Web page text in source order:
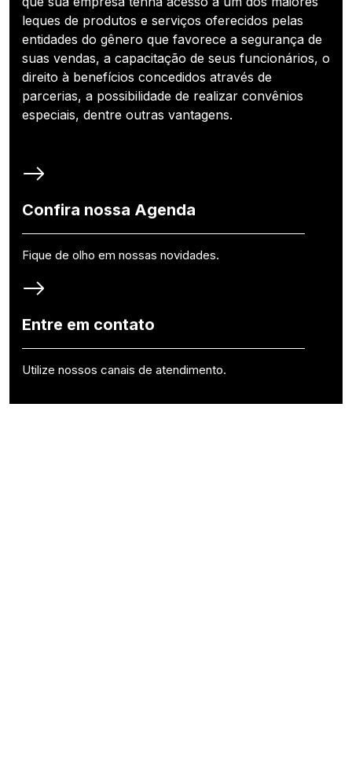
leques de produtos e serviços oferecidos pelas
entidades do gênero que favorece a segurança de
suas vendas, a capacitação de seus funcionários, o
direito à benefícios concedidos através de
parcerias, a possibilidade de realizar convênios
especiais, dentre outras vantagens.
Confira nossa Agenda
Fique de olho em nossas novidades.
Entre em contato
Utilize nossos canais de atendimento.